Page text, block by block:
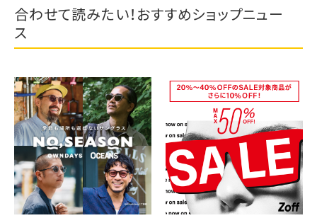
合わせて読みたい！おすすめショップニュー
ス